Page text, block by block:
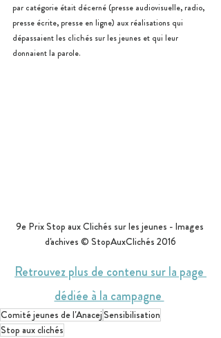
par catégorie était décerné (presse audiovisuelle, radio,
presse écrite, presse en ligne) aux réalisations qui
dépassaient les clichés sur les jeunes et qui leur
donnaient la parole.
9e Prix Stop aux Clichés sur les jeunes - Images
d'achives © StopAuxClichés 2016
Retrouvez plus de contenu sur la page
dédiée à la campagne
Comité jeunes de l'AnacejSensibilisation
Stop aux clichés